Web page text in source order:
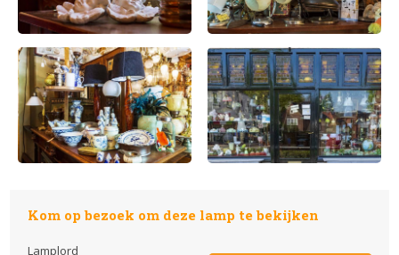
Kom op bezoek om deze lamp te bekijken
Lamplord